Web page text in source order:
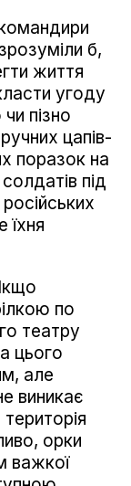
б,
життя
угоду
пізно
цапів-
поразок на
під
їхня
по
театру
цього
але
виникає
орки
важкої